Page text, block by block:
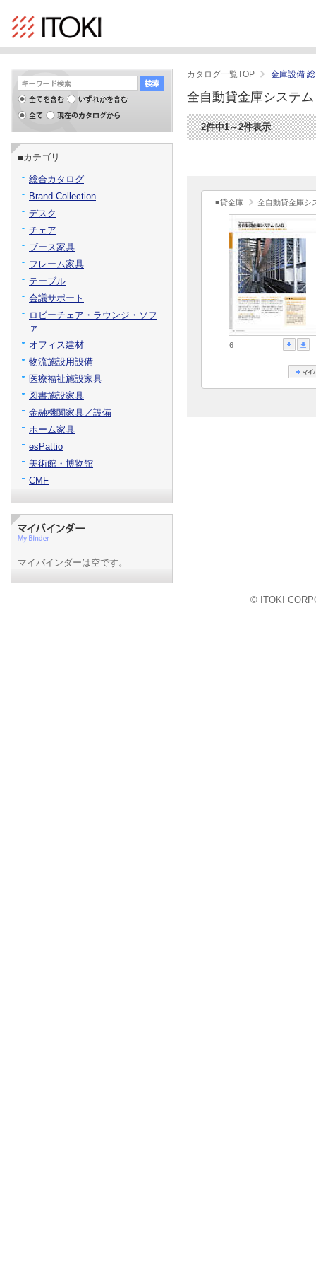
カタログ一覧TOP 金庫設備
全自動貸金庫システ
2件中1～2件表示
■貸金庫 全自動貸金庫
6
■カテゴリ
総合カタログ
Brand Collection
デスク
チェア
ブース家具
フレーム家具
テーブル
会議サポート
ロビーチェア・ラウンジ・ソフ
ァ
オフィス建材
物流施設用設備
医療福祉施設家具
図書施設家具
金融機関家具／設備
ホーム家具
esPattio
美術館・博物館
CMF
マイバインダーは空です。
© ITOKI